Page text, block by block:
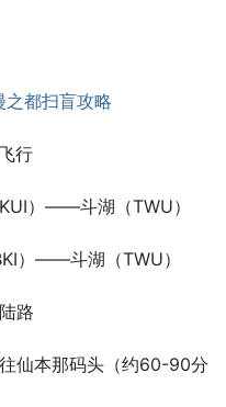
行
）——斗湖（TWU）
）——斗湖（TWU）
路
仙本那码头（约60-90分